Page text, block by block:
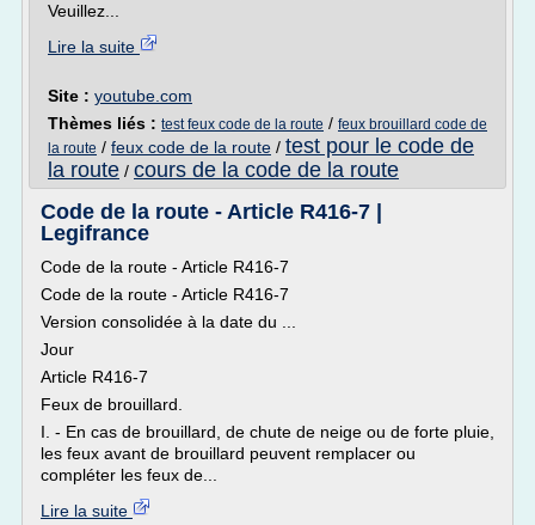
Veuillez...
Lire la suite
Site : youtube.com
Thèmes liés : test feux code de la route / feux brouillard code de
la route / feux code de la route / test pour le code de
la route / cours de la code de la route
Code de la route - Article R416-7 |
Legifrance
Code de la route - Article R416-7
Code de la route - Article R416-7
Version consolidée à la date du ...
Jour
Article R416-7
Feux de brouillard.
I. - En cas de brouillard, de chute de neige ou de forte pluie,
les feux avant de brouillard peuvent remplacer ou
compléter les feux de...
Lire la suite